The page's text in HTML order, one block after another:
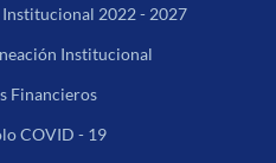
2022 - 2027
Institucional
Financieros
COVID - 19